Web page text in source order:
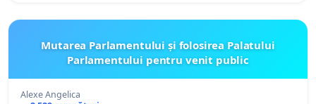
Mutarea Parlamentului și folosirea Palatului
Parlamentului pentru venit public
Alexe Angelica